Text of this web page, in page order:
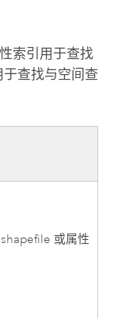
索引用于查找
查找与空间查
或属性